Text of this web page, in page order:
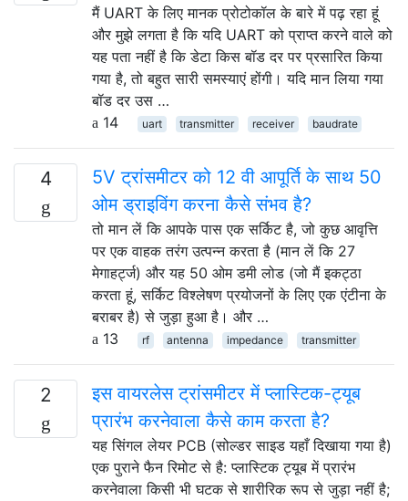
मैं UART के लिए मानक प्रोटोकॉल के बारे में पढ़ रहा हूं
और मुझे लगता है कि यदि UART को प्राप्त करने वाले को
यह पता नहीं है कि डेटा किस बॉड दर पर प्रसारित किया
गया है, तो बहुत सारी समस्याएं होंगी। यदि मान लिया गया
बॉड दर उस …
14
uart transmitter receiver baudrate
4
5V ट्रांसमीटर को 12 वी आपूर्ति के साथ 50
ओम ड्राइविंग करना कैसे संभव है?
तो मान लें कि आपके पास एक सर्किट है, जो कुछ आवृत्ति
पर एक वाहक तरंग उत्पन्न करता है (मान लें कि 27
मेगाहर्ट्ज) और यह 50 ओम डमी लोड (जो मैं इकट्ठा
करता हूं, सर्किट विश्लेषण प्रयोजनों के लिए एक एंटीना के
बराबर है) से जुड़ा हुआ है। और …
13
rf antenna impedance transmitter
2
इस वायरलेस ट्रांसमीटर में प्लास्टिक-ट्यूब
प्रारंभ करनेवाला कैसे काम करता है?
यह सिंगल लेयर PCB (सोल्डर साइड यहाँ दिखाया गया है)
एक पुराने फैन रिमोट से है: प्लास्टिक ट्यूब में प्रारंभ
करनेवाला किसी भी घटक से शारीरिक रूप से जुड़ा नहीं है;